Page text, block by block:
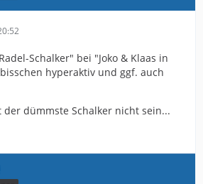
Schalker" bei "Joko & Klaas in
hyperaktiv und ggf. auch
der dümmste Schalker nicht sein...